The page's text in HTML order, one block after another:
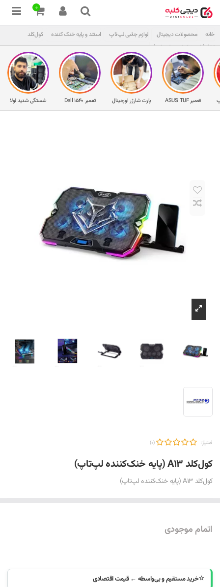
0
خانه محصولات دیجیتال لوازم جانبی لپ‌تاپ استند و پایه خنک‌ کننده
کول‌کلد
A13 (پایه خنک‌کننده لپ‌تاپ)
شستگی شدید لولا تعمیر Dell 1540 پارت شارژر اورجینال تعمیر ASUS TUF
کول‌کلد A13 (پایه خنک‌کننده لپ‌تاپ)
کول‌کلد A13 (پایه خنک‌کننده لپ‌تاپ)
امتیاز: (0)
اتمام موجودی
موجود شد خبرم کنید ⭐خرید مستقیم و بی‌واسطه ← قیمت اقتصادی